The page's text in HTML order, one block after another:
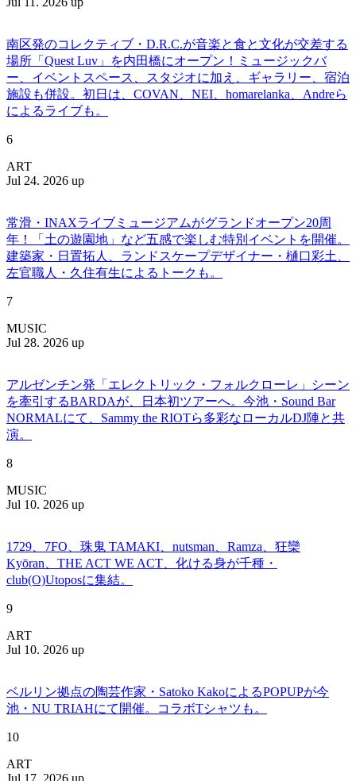
南区発のコレクティブ・D.R.C.が⾳楽と⾷と⽂化が交差する
場所「Quest Luv」を内田橋にオープン！ミュージックバ
ー、イベントスペース、スタジオに加え、ギャラリー、宿泊
施設も併設。初日は、COVAN、NEI、homarelanka、Andreら
によるライブも。
6
ART
Jul 24. 2026 up
常滑・INAXライブミュージアムがグランドオープン20周
年！「土の遊園地」など五感で楽しむ特別イベントを開催。
建築家・日置拓人、ランドスケープデザイナー・樋口彩土、
左官職人・久住有生によるトークも。
7
MUSIC
Jul 28. 2026 up
アルゼンチン発「エレクトリック・フォルクローレ」シーン
を牽引するBARDAが、日本初ツアーへ。今池・Sound Bar
NORMALにて、Sammy the RIOTら多彩なローカルDJ陣と共
演。
8
MUSIC
Jul 10. 2026 up
1729、7FO、珠鬼 TAMAKI、nutsman、Ramza、狂欒
Kyōran、THE ACT WE ACT、化ける身が千種・
club(O)Utoposに集結。
9
ART
Jul 10. 2026 up
ベルリン拠点の陶芸作家・Satoko KakoによるPOPUPが今
池・NU TRIAHにて開催。コラボTシャツも。
10
ART